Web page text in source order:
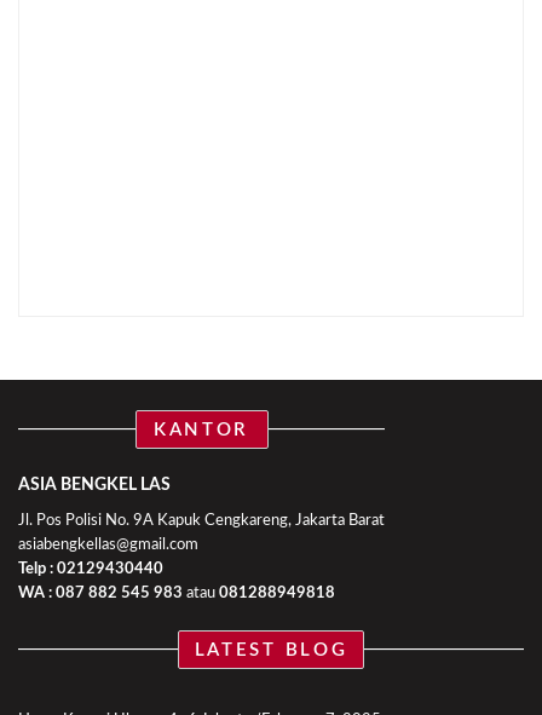
KANTOR
ASIA BENGKEL LAS
Jl. Pos Polisi No. 9A Kapuk Cengkareng, Jakarta Barat
asiabengkellas@gmail.com
Telp : 02129430440
WA : 087 882 545 983 atau 081288949818
LATEST BLOG